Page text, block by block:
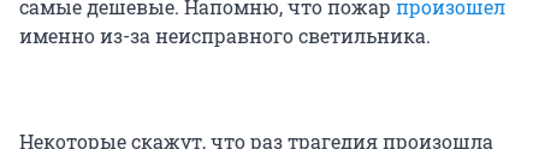
самые дешевые. Напомню, что пожар произошел
именно из-за неисправного светильника.
Некоторые скажут, что раз трагедия произошла